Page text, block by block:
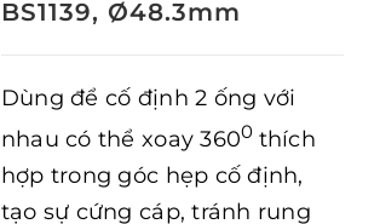
BS1139, Ø48.3mm
Dùng để cố định 2 ống với
nhau có thể xoay 3600 thích
hợp trong góc hẹp cố định,
tạo sự cứng cáp, tránh rung